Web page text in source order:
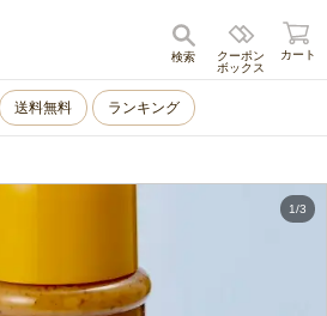
キャンセル
クーポン
ボックス
検索 カート
送料無料 ランキング
1/3